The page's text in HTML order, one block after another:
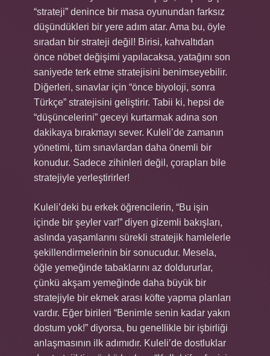
“strateji” denince bir masa oyunundan farksız
düşündükleri bir yere adım atar. Ama bu, öyle
sıradan bir strateji değil! Birisi, kahvaltıdan
önce nöbet değişimi yapılacaksa, yatağını son
saniyede terk etme stratejisini benimseyebilir.
Diğerleri, sınavlar için “önce biyoloji, sonra
Türkçe” stratejisini geliştirir. Tabii ki, hepsi de
“düşüncelerini” geceyi kurtarmak adına son
dakikaya bırakmayı sever. Kuleli’de zamanın
yönetimi, tüm sınavlardan daha önemli bir
konudur. Sadece zihinleri değil, çorapları bile
stratejiyle yerleştirirler!
Kuleli’deki bu erkek öğrencilerin, “Bu işin
içinde bir şeyler var!” diyen gizemli bakışları,
aslında yaşamlarını sürekli stratejik hamlelerle
şekillendirmelerinin bir sonucudur. Mesela,
öğle yemeğinde tabaklarını az doldururlar,
çünkü akşam yemeğinde daha büyük bir
stratejiyle bir ekmek arası köfte yapma planları
vardır. Eğer birileri “Benimle senin kadar yakın
dostum yok!” diyorsa, bu genellikle bir işbirliği
anlaşmasının ilk adımıdır. Kuleli’de dostluklar